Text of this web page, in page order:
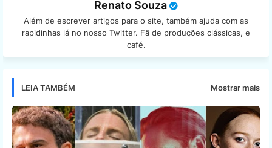
Renato Souza
Além de escrever artigos para o site, também ajuda com as
rapidinhas lá no nosso Twitter. Fã de produções clássicas, e
café.
LEIA TAMBÉM Mostrar mais